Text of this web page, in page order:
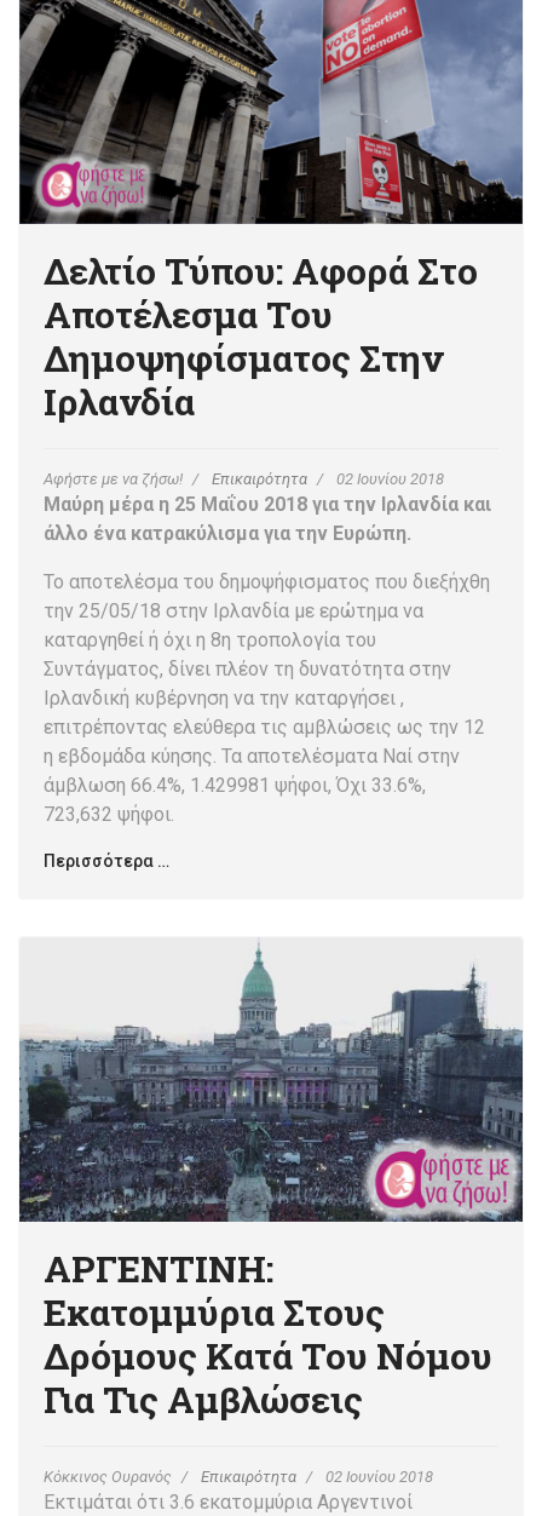
Δελτίο Τύπου: Αφορά Στο
Αποτέλεσμα Του
Δημοψηφίσματος Στην
Ιρλανδία
Αφήστε με να ζήσω! Επικαιρότητα 02 Ιουνίου 2018
Μαύρη μέρα η 25 Μαΐου 2018 για την Ιρλανδία και
άλλο ένα κατρακύλισμα για την Ευρώπη.
Το αποτελέσμα του δημοψήφισματος που διεξήχθη
την 25/05/18 στην Ιρλανδία με ερώτημα να
καταργηθεί ή όχι η 8η τροπολογία του
Συντάγματος, δίνει πλέον τη δυνατότητα στην
Ιρλανδική κυβέρνηση να την καταργήσει ,
επιτρέποντας ελεύθερα τις αμβλώσεις ως την 12
η εβδομάδα κύησης. Τα αποτελέσματα Ναί στην
άμβλωση 66.4%, 1.429981 ψήφοι, Όχι 33.6%,
723,632 ψήφοι.
Περισσότερα …
ΑΡΓΕΝΤΙΝΗ:
Εκατομμύρια Στους
Δρόμους Κατά Του Νόμου
Για Τις Αμβλώσεις
Κόκκινος Ουρανός Επικαιρότητα 02 Ιουνίου 2018
Εκτιμάται ότι 3.6 εκατομμύρια Αργεντινοί